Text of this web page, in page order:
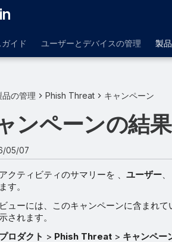
イド ユーザーとデバイスの管理 製
品の管理 Phish Threat キャンペーン
ンペーンの結果
05/07
クティビティのサマリーを 、 ユーザー
す。
ューには、このキャンペーンに含まれ
されます。
ロダクト > Phish Threat > キャンペー